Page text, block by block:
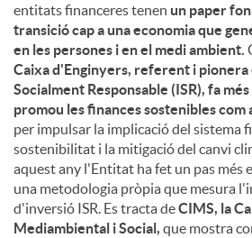
entitats financeres tenen un paper
transició cap a una economia que
en les persones i en el medi ambient.
Caixa d'Enginyers, referent i
Socialment Responsable (ISR), fa
promou les finances sostenibles
per impulsar la implicació del sistema
sostenibilitat i la mitigació del canvi
aquest any l'Entitat ha fet un pas més
una metodologia pròpia que mesura
d'inversió ISR. Es tracta deCIMS, la
Mediambiental i Social, que mostra